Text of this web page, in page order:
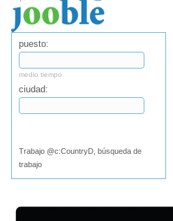
puesto:
medio tiempo
ciudad:
Trabajo @c:CountryD, búsqueda de
trabajo